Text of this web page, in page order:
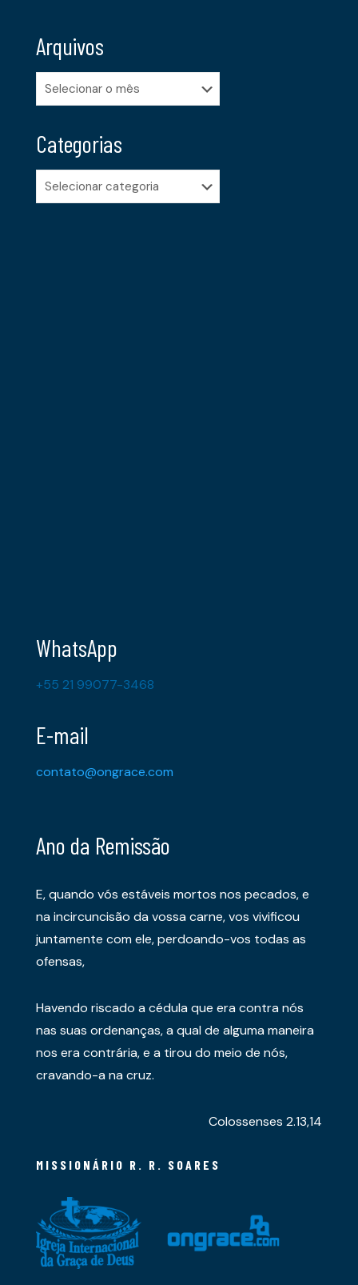
Arquivos
Arquivos
Categorias
Categorias
WhatsApp
+55 21 99077-3468
E-mail
contato@ongrace.com
Ano da Remissão
E, quando vós estáveis mortos nos pecados, e
na incircuncisão da vossa carne, vos vivificou
juntamente com ele, perdoando-vos todas as
ofensas,
Havendo riscado a cédula que era contra nós
nas suas ordenanças, a qual de alguma maneira
nos era contrária, e a tirou do meio de nós,
cravando-a na cruz.
Colossenses 2.13,14
MISSIONÁRIO R. R. SOARES